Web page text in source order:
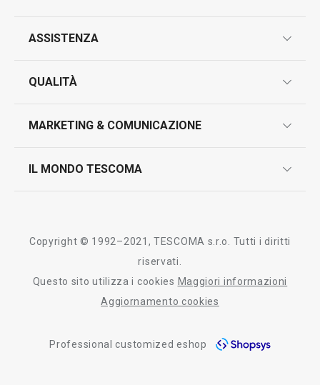
ASSISTENZA
contatti
QUALITÀ
test sui prodotti
MARKETING & COMUNICAZIONE
IL MONDO TESCOMA
Tescoma nel mondo
informativa whistleblowing
Copyright © 1992–2021, TESCOMA s.r.o. Tutti i diritti
riservati.
Questo sito utilizza i cookies Maggiori informazioni
Aggiornamento cookies
Professional customized eshop